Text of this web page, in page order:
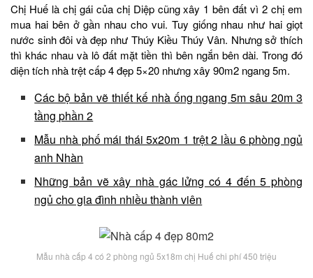
Chị Huế là chị gái của chị Diệp cũng xây 1 bên đất vì 2 chị em
mua hai bên ở gần nhau cho vui. Tuy giống nhau như hai giọt
nước sinh đôi và đẹp như Thúy Kiều Thúy Vân. Nhưng sở thích
thì khác nhau và lô đất mặt tiền thì bên ngắn bên dài. Trong đó
diện tích nhà trệt cấp 4 đẹp 5×20 nhưng xây 90m2 ngang 5m.
Các bộ bản vẽ thiết kế nhà ống ngang 5m sâu 20m 3
tầng phần 2
Mẫu nhà phố mái thái 5x20m 1 trệt 2 lầu 6 phòng ngủ
anh Nhàn
Những bản vẽ xây nhà gác lửng có 4 đến 5 phòng
ngủ cho gia đình nhiều thành viên
Mẫu nhà cấp 4 có 2 phòng ngủ 5x18m chị Huế chi phí 450 triệu